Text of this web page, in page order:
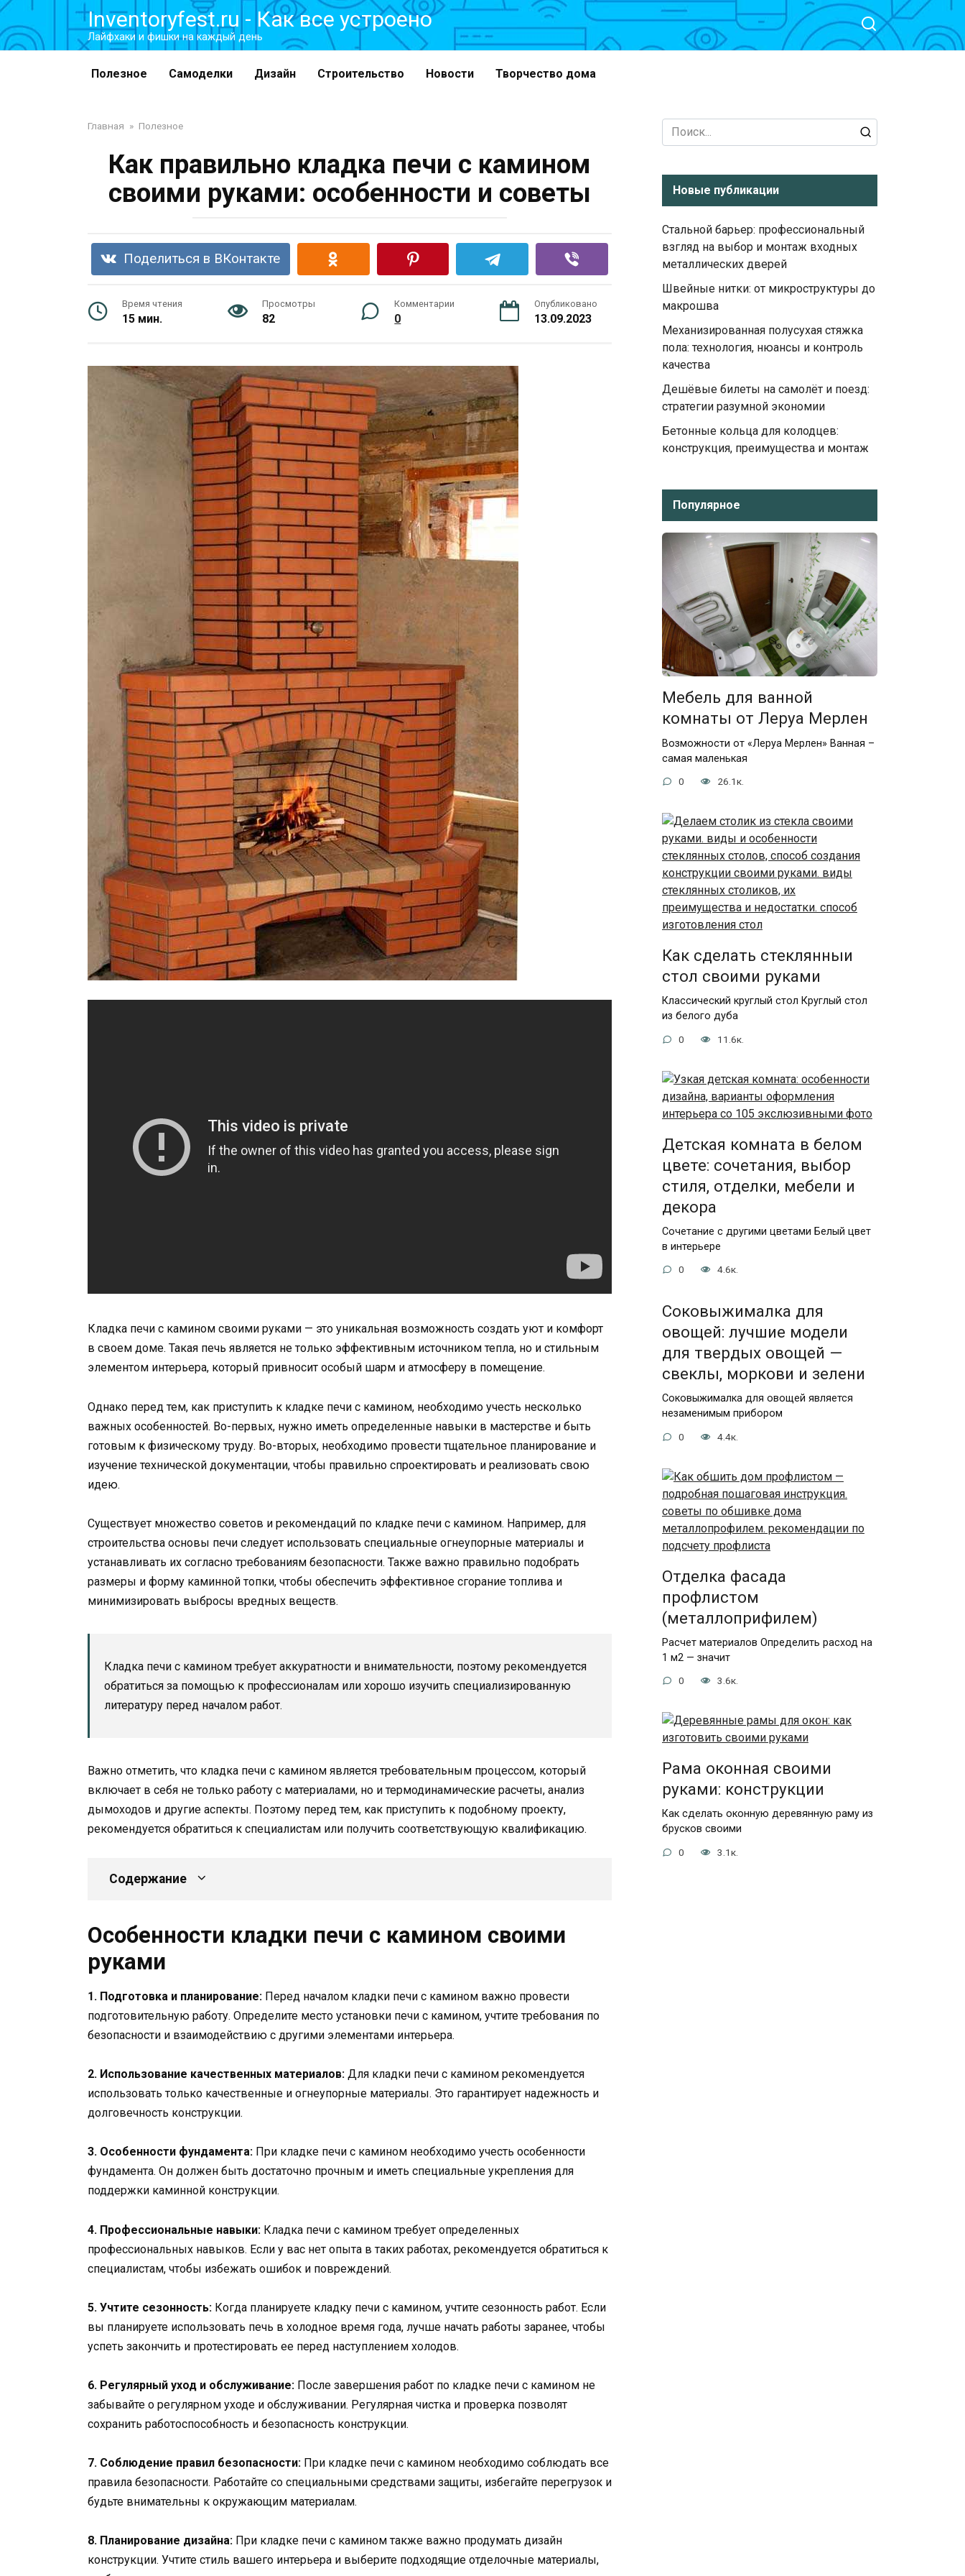
Перейти
контенту
Inventoryfest.ru - Как все устроено
Лайфхаки и фишки на каждый день
Полезное Самоделки Дизайн Строительство Новости Творчество дома
Главная » Полезное
Как правильно кладка печи с камином
своими руками: особенности и советы
Поделиться в ВКонтакте
Время чтения
15 мин.
Просмотры
82
Комментарии
0
Опубликовано
13.09.2023
Кладка печи с камином своими руками — это уникальная возможность создать уют и комфорт
в своем доме. Такая печь является не только эффективным источником тепла, но и стильным
элементом интерьера, который привносит особый шарм и атмосферу в помещение.
Однако перед тем, как приступить к кладке печи с камином, необходимо учесть несколько
важных особенностей. Во-первых, нужно иметь определенные навыки в мастерстве и быть
готовым к физическому труду. Во-вторых, необходимо провести тщательное планирование и
изучение технической документации, чтобы правильно спроектировать и реализовать свою
идею.
Существует множество советов и рекомендаций по кладке печи с камином. Например, для
строительства основы печи следует использовать специальные огнеупорные материалы и
устанавливать их согласно требованиям безопасности. Также важно правильно подобрать
размеры и форму каминной топки, чтобы обеспечить эффективное сгорание топлива и
минимизировать выбросы вредных веществ.
Кладка печи с камином требует аккуратности и внимательности, поэтому рекомендуется
обратиться за помощью к профессионалам или хорошо изучить специализированную
литературу перед началом работ.
Важно отметить, что кладка печи с камином является требовательным процессом, который
включает в себя не только работу с материалами, но и термодинамические расчеты, анализ
дымоходов и другие аспекты. Поэтому перед тем, как приступить к подобному проекту,
рекомендуется обратиться к специалистам или получить соответствующую квалификацию.
Содержание
Особенности кладки печи с камином своими
руками
1. Подготовка и планирование: Перед началом кладки печи с камином важно провести
подготовительную работу. Определите место установки печи с камином, учтите требования по
безопасности и взаимодействию с другими элементами интерьера.
2. Использование качественных материалов: Для кладки печи с камином рекомендуется
использовать только качественные и огнеупорные материалы. Это гарантирует надежность и
долговечность конструкции.
3. Особенности фундамента: При кладке печи с камином необходимо учесть особенности
фундамента. Он должен быть достаточно прочным и иметь специальные укрепления для
поддержки каминной конструкции.
4. Профессиональные навыки: Кладка печи с камином требует определенных
профессиональных навыков. Если у вас нет опыта в таких работах, рекомендуется обратиться к
специалистам, чтобы избежать ошибок и повреждений.
5. Учтите сезонность: Когда планируете кладку печи с камином, учтите сезонность работ. Если
вы планируете использовать печь в холодное время года, лучше начать работы заранее, чтобы
успеть закончить и протестировать ее перед наступлением холодов.
6. Регулярный уход и обслуживание: После завершения работ по кладке печи с камином не
забывайте о регулярном уходе и обслуживании. Регулярная чистка и проверка позволят
сохранить работоспособность и безопасность конструкции.
7. Соблюдение правил безопасности: При кладке печи с камином необходимо соблюдать все
правила безопасности. Работайте со специальными средствами защиты, избегайте перегрузок и
будьте внимательны к окружающим материалам.
8. Планирование дизайна: При кладке печи с камином также важно продумать дизайн
конструкции. Учтите стиль вашего интерьера и выберите подходящие отделочные материалы,
Search
for:
Новые публикации
Стальной барьер: профессиональный
взгляд на выбор и монтаж входных
металлических дверей
Швейные нитки: от микроструктуры до
макрошва
Механизированная полусухая стяжка
пола: технология, нюансы и контроль
качества
Дешёвые билеты на самолёт и поезд:
стратегии разумной экономии
Бетонные кольца для колодцев:
конструкция, преимущества и монтаж
Популярное
Мебель для ванной
комнаты от Леруа Мерлен
Возможности от «Леруа Мерлен» Ванная –
самая маленькая
0 26.1к.
Как сделать стеклянныи
стол своими руками
Классический круглый стол Круглый стол
из белого дуба
0 11.6к.
Детская комната в белом
цвете: сочетания, выбор
стиля, отделки, мебели и
декора
Сочетание с другими цветами Белый цвет
в интерьере
0 4.6к.
Соковыжималка для
овощей: лучшие модели
для твердых овощей —
свеклы, моркови и зелени
Соковыжималка для овощей является
незаменимым прибором
0 4.4к.
Отделка фасада
профлистом
(металлоприфилем)
Расчет материалов Определить расход на
1 м2 — значит
0 3.6к.
Рама оконная своими
руками: конструкции
Как сделать оконную деревянную раму из
брусков своими
0 3.1к.